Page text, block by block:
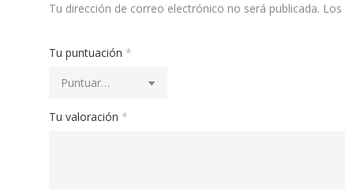
Tu dirección de correo electrónico no será publicada.
Tu puntuación *
Tu valoración *